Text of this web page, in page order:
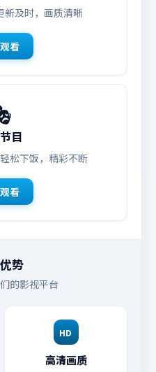
新及时，画质清晰
看
目
松下饭，精彩不断
看
势
的影视平台
HD
高清画质